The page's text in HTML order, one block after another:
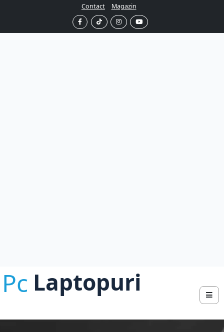
Contact Magazin
Pc Laptopuri